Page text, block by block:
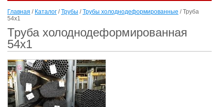
Главная / Каталог /Трубы /Трубы холоднодеформированные / Труба
54x1
Труба холоднодеформированная
54x1